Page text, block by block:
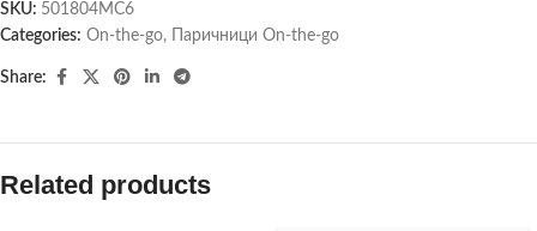
SKU: 501804MC6
Categories: On-the-go, Паричници On-the-go
Share:
Related products